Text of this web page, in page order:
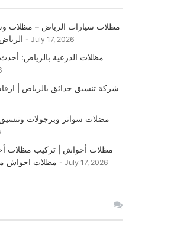
مظلات سيارات الرياض – مظلات
July 17, 2026
شركة تنسيق حدائق بالرياض |
مضلات سواتر وبرجولات
مظلات أحواش | تركيب مظلات
مظلات احواش
July 17, 2026